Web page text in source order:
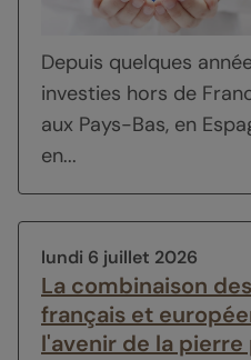
Depuis quelques
investies hors de
aux Pays-Bas, en
en...
lundi 6 juillet 2026
La combinaison
français et
l'avenir de la pierre